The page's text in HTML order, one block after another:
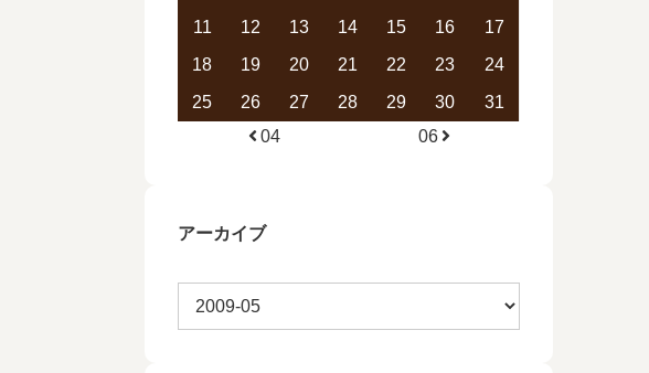
11
12 13 14 15 16
17
18
19 20 21 22 23
24
25
26 27 28 29 30
31
04
06
アーカイブ